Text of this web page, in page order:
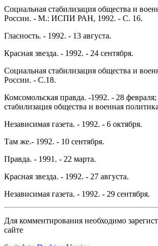
Социальная стабилизация общества и
России. - М.: ИСПИ РАН, 1992. - С. 16.
Гласность. - 1992. - 13 августа.
Красная звезда. - 1992. - 24 сентября.
Социальная стабилизация общества и
России. - С.18.
Комсомольская правда. -1992. - 28
стабилизация общества и военная
Независимая газета. - 1992. - 6 октября.
Там же.- 1992. - 10 сентября.
Правда. - 1991. - 22 марта.
Красная звезда. - 1992. - 27 августа.
Независимая газета. - 1992. - 29 сентября.
Для комментирования необходимо
сайте